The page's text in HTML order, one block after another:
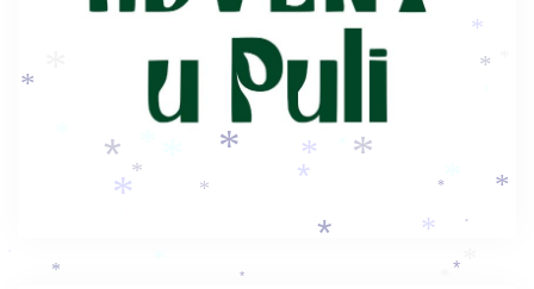
*
*
*
*
*
*
*
*
*
*
*
*
* *
*
*
* *
*
*